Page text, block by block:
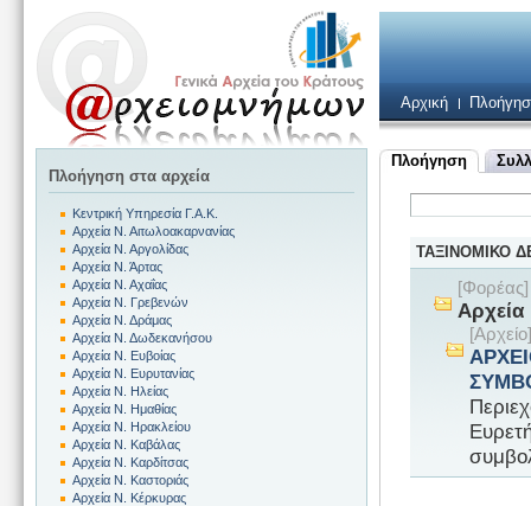
Αρχική
Πλοήγηση
ΤΑΞΙΝΟΜΙΚΟ
Πλοήγηση στα αρχεία
Κεντρική Υπηρεσία Γ.Α.Κ.
Αρχεία Ν. Αιτωλοακαρνανίας
Αρχεία Ν. Αργολίδας
Αρχεία Ν. Άρτας
Αρχεία Ν. Αχαΐας
Αρχεία Ν. Γρεβενών
Αρχεία Ν. Δράμας
Αρχεία Ν. Δωδεκανήσου
Αρχεία Ν. Ευβοίας
Αρχεία Ν. Ευρυτανίας
Αρχεία Ν. Ηλείας
Αρχεία Ν. Ημαθίας
Αρχεία Ν. Ηρακλείου
Αρχεία Ν. Καβάλας
Αρχεία Ν. Καρδίτσας
Αρχεία Ν. Καστοριάς
Αρχεία Ν. Κέρκυρας